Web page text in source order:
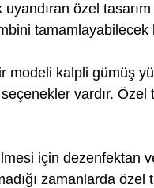
uyandıran özel
modeli kalpli gümüş
vardır.
için dezenfektan
zamanlarda